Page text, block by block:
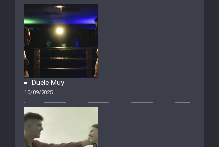
Duele Muy
10/09/2025